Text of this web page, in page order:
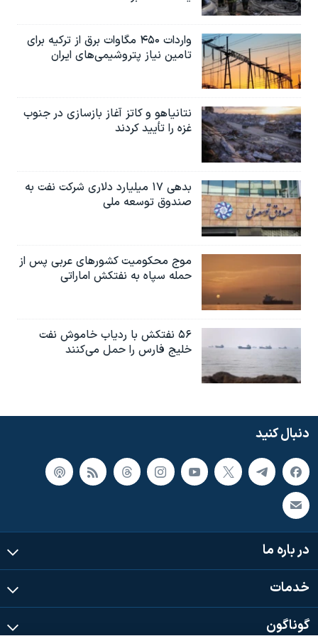
واردات ۴۵۰ مگاوات برق از ترکیه برای
تامین نیاز پتروشیمی‌های ایران
نتانیاهو و کاتز آغاز بازسازی در جنوب
غزه را تأیید کردند
بدهی ۱۷ میلیارد دلاری شرکت نفت به
صندوق توسعه ملی
موج محکومیت کشورهای عربی پس از
حمله سپاه به نفتکش اماراتی
۵۶ نفتکش با ردیاب خاموش نفت
خلیج فارس را حمل می‌کنند
دنبال کنید
در باره ما
خدمات
گوناگون